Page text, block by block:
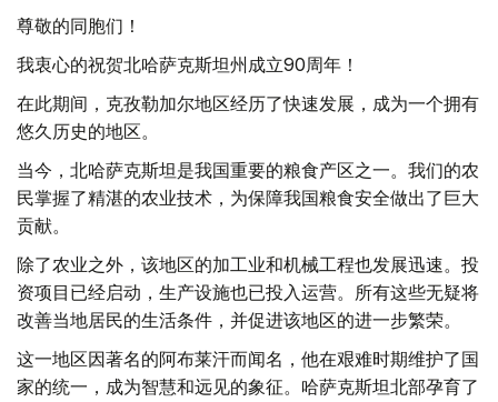
尊敬的同胞们！
我衷心的祝贺北哈萨克斯坦州成立90周年！
在此期间，克孜勒加尔地区经历了快速发展，成为一个拥有
悠久历史的地区。
当今，北哈萨克斯坦是我国重要的粮食产区之一。我们的农
民掌握了精湛的农业技术，为保障我国粮食安全做出了巨大
贡献。
除了农业之外，该地区的加工业和机械工程也发展迅速。投
资项目已经启动，生产设施也已投入运营。所有这些无疑将
改善当地居民的生活条件，并促进该地区的进一步繁荣。
这一地区因著名的阿布莱汗而闻名，他在艰难时期维护了国
家的统一，成为智慧和远见的象征。哈萨克斯坦北部孕育了